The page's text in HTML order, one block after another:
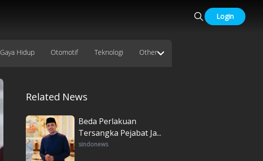
Login
Gaya Hidup Otomotif Teknologi Other
Related News
Beda Perlakuan
Tersangka Pejabat Ja...
sindonews